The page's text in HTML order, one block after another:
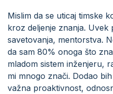
Mislim da se uticaj timske
kroz deljenje znanja. Uvek
savetovanja, mentorstva.
da sam 80% onoga što
mladom sistem inženjeru,
mi mnogo znači. Dodao
važna proaktivnost,